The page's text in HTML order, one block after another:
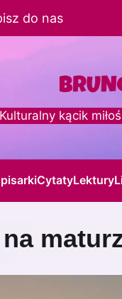
do nas
Kulturalny kącik
CytatyLektury